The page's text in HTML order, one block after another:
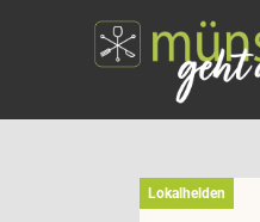
Lokalhelden